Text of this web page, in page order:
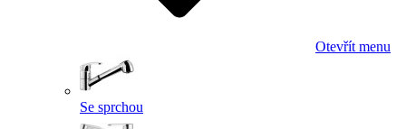
Otevřít menu
Se sprchou